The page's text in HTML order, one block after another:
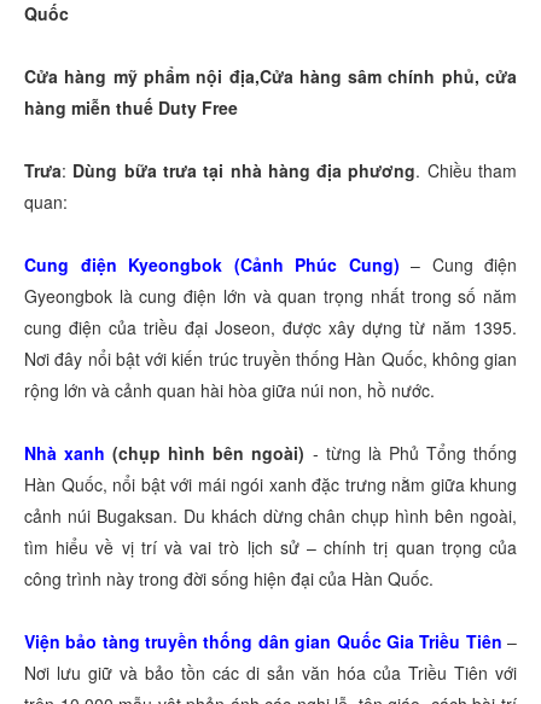
Quốc
Cửa hàng mỹ phẩm nội địa,Cửa hàng sâm chính phủ, cửa
hàng miễn thuế Duty Free
Trưa: Dùng bữa trưa tại nhà hàng địa phương. Chiều tham
quan:
Cung điện Kyeongbok (Cảnh Phúc Cung) – Cung điện
Gyeongbok là cung điện lớn và quan trọng nhất trong số năm
cung điện của triều đại Joseon, được xây dựng từ năm 1395.
Nơi đây nổi bật với kiến trúc truyền thống Hàn Quốc, không gian
rộng lớn và cảnh quan hài hòa giữa núi non, hồ nước.
Nhà xanh(chụp hình bên ngoài) - từng là Phủ Tổng thống
Hàn Quốc, nổi bật với mái ngói xanh đặc trưng nằm giữa khung
cảnh núi Bugaksan. Du khách dừng chân chụp hình bên ngoài,
tìm hiểu về vị trí và vai trò lịch sử – chính trị quan trọng của
công trình này trong đời sống hiện đại của Hàn Quốc.
Viện bảo tàng truyền thống dân gian Quốc Gia Triều Tiên –
Nơi lưu giữ và bảo tồn các di sản văn hóa của Triều Tiên với